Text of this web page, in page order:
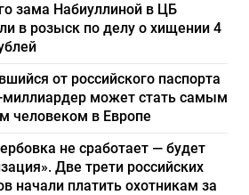
зама Набиуллиной в ЦБ
в розыск по делу о хищении 4
от российского паспорта
миллиардер может стать самым
человеком в Европе
не сработает — будет
Две трети российских
начали платить охотникам за